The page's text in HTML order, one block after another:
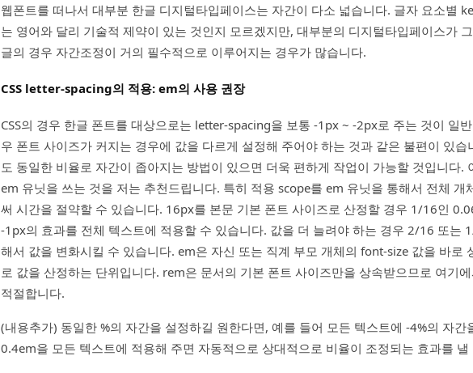
웹폰트를 떠나서 대부분 한글 디지털타입페이스는 자간이 다소 넓습니다. 글자 요소별
는 영어와 달리 기술적 제약이 있는 것인지 모르겠지만, 대부분의 디지털타입페이스가
글의 경우 자간조정이 거의 필수적으로 이루어지는 경우가 많습니다.
CSS letter-spacing의 적용: em의 사용 권장
CSS의 경우 한글 폰트를 대상으로는 letter-spacing을 보통 -1px ~ -2px로 주는 것이 일
우 폰트 사이즈가 커지는 경우에 값을 다르게 설정해 주어야 하는 것과 같은 불편이 있습
도 동일한 비율로 자간이 좁아지는 방법이 있으면 더욱 편하게 작업이 가능할 것입니다.
em 유닛을 쓰는 것을 저는 추천드립니다. 특히 적용 scope를 em 유닛을 통해서 전체 개
써 시간을 절약할 수 있습니다. 16px를 본문 기본 폰트 사이즈로 산정할 경우 1/16인
-1px의 효과를 전체 텍스트에 적용할 수 있습니다. 값을 더 늘려야 하는 경우 2/16 또는
해서 값을 변화시킬 수 있습니다. em은 자신 또는 직계 부모 개체의 font-size 값을 바로
로 값을 산정하는 단위입니다. rem은 문서의 기본 폰트 사이즈만을 상속받으므로 여기
적절합니다.
(내용추가) 동일한 %의 자간을 설정하길 원한다면, 예를 들어 모든 텍스트에 -4%의 자간
0.4em을 모든 텍스트에 적용해 주면 자동적으로 상대적으로 비율이 조정되는 효과를 낼